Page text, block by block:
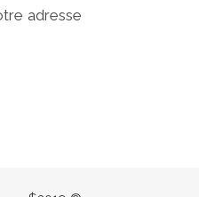
adresse